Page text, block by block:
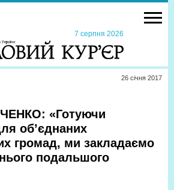
7 серпня 2026
26 сiчня 2017
«Готуючи
об’єднаних
громад, ми закладаємо
подальшого